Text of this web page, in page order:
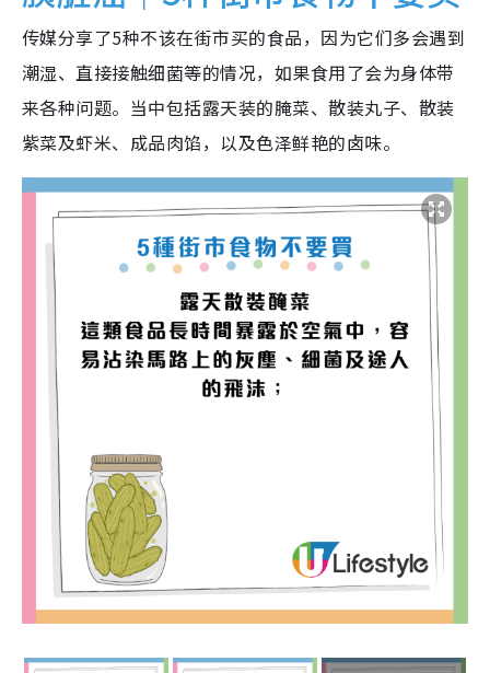
传媒分享了5种不该在街市买的食品，因为它们多会遇到
潮湿、直接接触细菌等的情况，如果食用了会为身体带
来各种问题。当中包括露天装的腌菜、散装丸子、散装
紫菜及虾米、成品肉馅，以及色泽鲜艳的卤味。